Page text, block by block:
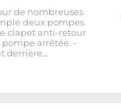
de nombreuses
deux pompes
clapet anti-retour
arrêtée. -
derrière…